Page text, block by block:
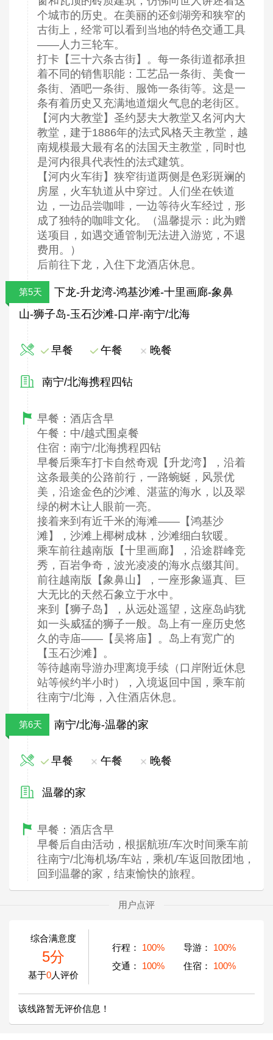
个城市的历史。在美丽的还剑湖旁和狭窄的
古街上，经常可以看到当地的特色交通工具
——人力三轮车。
打卡【三十六条古街】。每一条街道都承担
着不同的销售职能：工艺品一条街、美食一
条街、酒吧一条街、服饰一条街等。这是一
条有着历史又充满地道烟火气息的老街区。
【河内大教堂】圣约瑟夫大教堂又名河内大
教堂，建于1886年的法式风格天主教堂，越
南规模最大最有名的法国天主教堂，同时也
是河内很具代表性的法式建筑。
【河内火车街】狭窄街道两侧是色彩斑斓的
房屋，火车轨道从中穿过。人们坐在铁道
边，一边品尝咖啡，一边等待火车经过，形
成了独特的咖啡文化。（温馨提示：此为赠
送项目，如遇交通管制无法进入游览，不退
费用。）
后前往下龙，入住下龙酒店休息。
第5天
下龙-升龙湾-鸿基沙滩-十里画廊-象鼻
山-狮子岛-玉石沙滩-口岸-南宁/北海
早餐 午餐 晚餐
南宁/北海携程四钻
早餐：酒店含早
午餐：中/越式围桌餐
住宿：南宁/北海携程四钻
早餐后乘车打卡自然奇观【升龙湾】，沿着
这条最美的公路前行，一路蜿蜒，风景优
美，沿途金色的沙滩、湛蓝的海水，以及翠
绿的树木让人眼前一亮。
接着来到有近千米的海滩——【鸿基沙
滩】，沙滩上椰树成林，沙滩细白软暖。
乘车前往越南版【十里画廊】，沿途群峰竞
秀，百岩争奇，波光凌凌的海水点缀其间。
前往越南版【象鼻山】，一座形象逼真、巨
大无比的天然石象立于水中。
来到【狮子岛】，从远处遥望，这座岛屿犹
如一头威猛的狮子一般。岛上有一座历史悠
久的寺庙——【吴将庙】。岛上有宽广的
【玉石沙滩】。
等待越南导游办理离境手续（口岸附近休息
站等候约半小时），入境返回中国，乘车前
往南宁/北海，入住酒店休息。
第6天 南宁/北海-温馨的家
早餐 午餐 晚餐
温馨的家
早餐：酒店含早
早餐后自由活动，根据航班/车次时间乘车前
往南宁/北海机场/车站，乘机/车返回散团地，
回到温馨的家，结束愉快的旅程。
用户点评
综合满意度
5分
基于0人评价
行程： 100% 导游：
100%
交通：
100% 住宿： 100%
该线路暂无评价信息！